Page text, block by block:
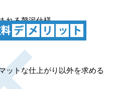
れる贅沢仕様
ットな仕上がり以外を求める